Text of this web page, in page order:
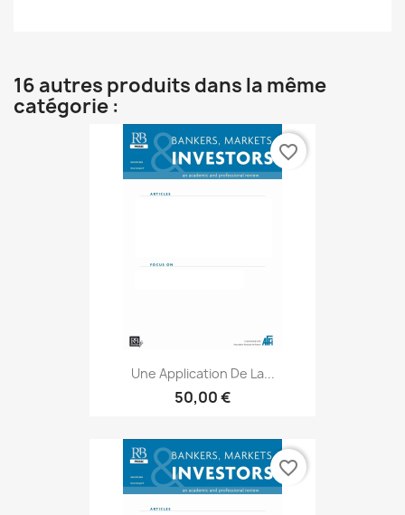
16 autres produits dans la même
catégorie :
Une Application De La...
50,00 €
favorite_border
favorite_border